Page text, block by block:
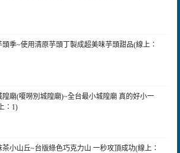
頭季~使用清原芋頭丁製成超美味芋頭甜品(線上：
隍廟(嗄嘮別城隍廟)~全台最小城隍廟 真的好小一
：1)
茶小山丘~台版綠色巧克力山 一秒攻頂成功(線上：